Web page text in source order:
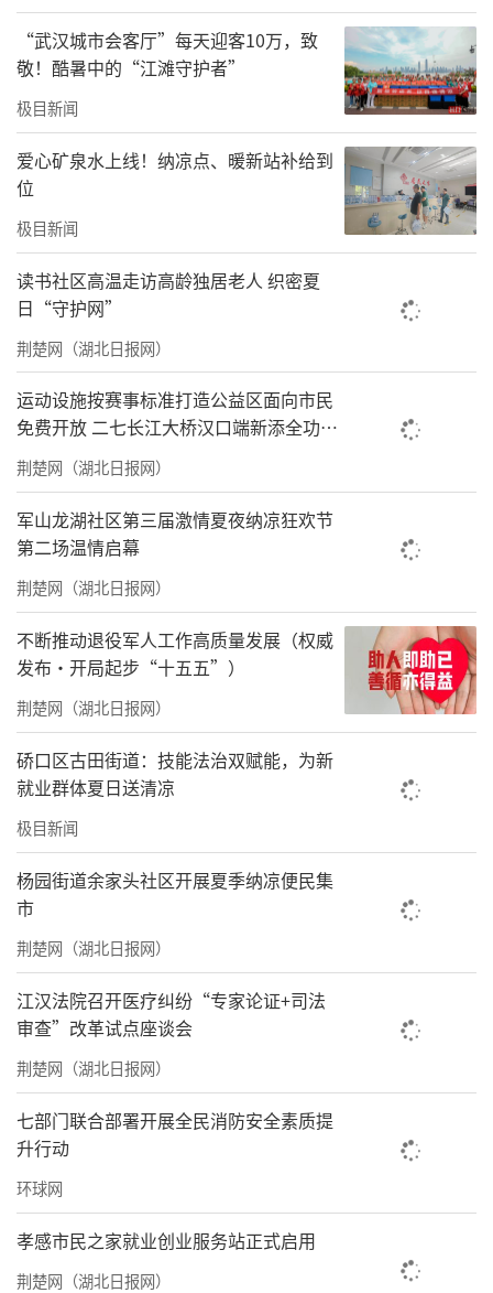
本次论坛主席、北京乾圆国学文化研究院院
长、国际易学联合会文化传承专业委员会会长
张仕全先生发表了慷慨激扬的致辞。
张院长表示：国学文化是中华民族的精神瑰
宝，是我们走向世界舞台的重要名片。我们要
深入挖掘国学文化的精髓，让其在现代社会焕
发出新的活力。”并在致辞中就未来乾圆发展
新规划，新目标，期待与各位传统文化爱好
者，从业者共同完成这一伟大目标，乾圆的明
天会更美好。
“武汉城市会客厅”每天迎客10万，致
敬！酷暑中的“江滩守护者”
极目新闻
爱心矿泉水上线！纳凉点、暖新站补给到
位
极目新闻
读书社区高温走访高龄独居老人 织密夏
日“守护网”
荆楚网（湖北日报网）
运动设施按赛事标准打造公益区面向市民
免费开放 二七长江大桥汉口端新添全功能
体育公园
荆楚网（湖北日报网）
军山龙湖社区第三届激情夏夜纳凉狂欢节
第二场温情启幕
荆楚网（湖北日报网）
不断推动退役军人工作高质量发展（权威
发布·开局起步“十五五”）
荆楚网（湖北日报网）
硚口区古田街道：技能法治双赋能，为新
就业群体夏日送清凉
极目新闻
杨园街道余家头社区开展夏季纳凉便民集
市
荆楚网（湖北日报网）
江汉法院召开医疗纠纷“专家论证+司法
审查”改革试点座谈会
荆楚网（湖北日报网）
七部门联合部署开展全民消防安全素质提
升行动
环球网
孝感市民之家就业创业服务站正式启用
荆楚网（湖北日报网）